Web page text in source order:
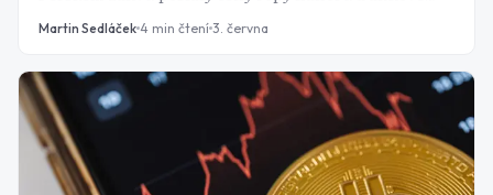
trhy dolů - mírová dohoda je stále v nedohlednu.
Martin Sedláček 4 min čtení 3. června